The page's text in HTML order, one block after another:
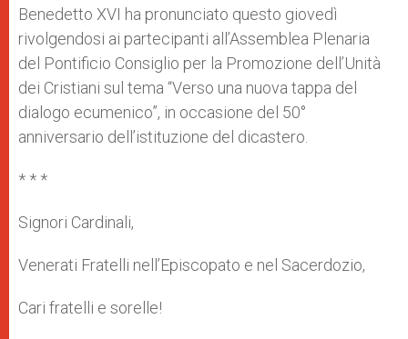
Benedetto XVI ha pronunciato questo giovedì
rivolgendosi ai partecipanti all’Assemblea Plenaria
del Pontificio Consiglio per la Promozione dell’Unità
dei Cristiani sul tema “Verso una nuova tappa del
dialogo ecumenico”, in occasione del 50°
anniversario dell’istituzione del dicastero.
* * *
Signori Cardinali,
Venerati Fratelli nell’Episcopato e nel Sacerdozio,
Cari fratelli e sorelle!